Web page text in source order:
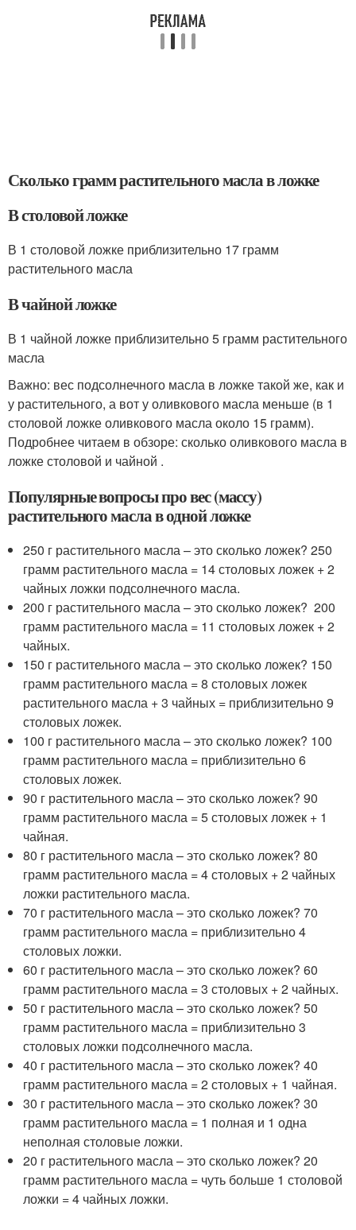
Сколько грамм растительного масла в ложке
В столовой ложке
В 1 столовой ложке приблизительно 17 грамм
растительного масла
В чайной ложке
В 1 чайной ложке приблизительно 5 грамм растительного
масла
Важно: вес подсолнечного масла в ложке такой же, как и
у растительного, а вот у оливкового масла меньше (в 1
столовой ложке оливкового масла около 15 грамм).
Подробнее читаем в обзоре: сколько оливкового масла в
ложке столовой и чайной .
Популярные вопросы про вес (массу)
растительного масла в одной ложке
250 г растительного масла – это сколько ложек? 250
грамм растительного масла = 14 столовых ложек + 2
чайных ложки подсолнечного масла.
200 г растительного масла – это сколько ложек? 200
грамм растительного масла = 11 столовых ложек + 2
чайных.
150 г растительного масла – это сколько ложек? 150
грамм растительного масла = 8 столовых ложек
растительного масла + 3 чайных = приблизительно 9
столовых ложек.
100 г растительного масла – это сколько ложек? 100
грамм растительного масла = приблизительно 6
столовых ложек.
90 г растительного масла – это сколько ложек? 90
грамм растительного масла = 5 столовых ложек + 1
чайная.
80 г растительного масла – это сколько ложек? 80
грамм растительного масла = 4 столовых + 2 чайных
ложки растительного масла.
70 г растительного масла – это сколько ложек? 70
грамм растительного масла = приблизительно 4
столовых ложки.
60 г растительного масла – это сколько ложек? 60
грамм растительного масла = 3 столовых + 2 чайных.
50 г растительного масла – это сколько ложек? 50
грамм растительного масла = приблизительно 3
столовых ложки подсолнечного масла.
40 г растительного масла – это сколько ложек? 40
грамм растительного масла = 2 столовых + 1 чайная.
30 г растительного масла – это сколько ложек? 30
грамм растительного масла = 1 полная и 1 одна
неполная столовые ложки.
20 г растительного масла – это сколько ложек? 20
грамм растительного масла = чуть больше 1 столовой
ложки = 4 чайных ложки.